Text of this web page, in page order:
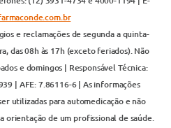
e reclamações de segunda a quinta-
das 08h às 17h (exceto feriados). Não
e domingos | Responsável Técnica:
| AFE: 7.86116-6 | As informações
utilizadas para automedicação e não
orientação de um profissional de saúde.